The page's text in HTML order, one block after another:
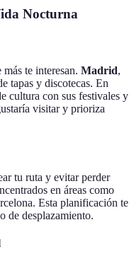
Nocturna
te interesan. Madrid,
tapas y discotecas. En
cultura con sus festivales y
visitar y prioriza
tu ruta y evitar perder
en áreas como
Esta planificación te
de desplazamiento.